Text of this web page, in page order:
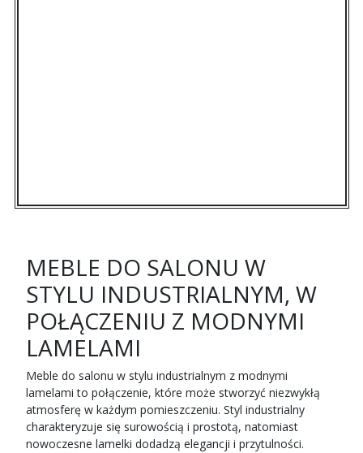
MEBLE DO SALONU W
STYLU INDUSTRIALNYM, W
POŁĄCZENIU Z MODNYMI
LAMELAMI
Meble do salonu w stylu industrialnym z modnymi
lamelami to połączenie, które może stworzyć niezwykłą
atmosferę w każdym pomieszczeniu. Styl industrialny
charakteryzuje się surowością i prostotą, natomiast
nowoczesne lamelki dodadzą elegancji i przytulności.